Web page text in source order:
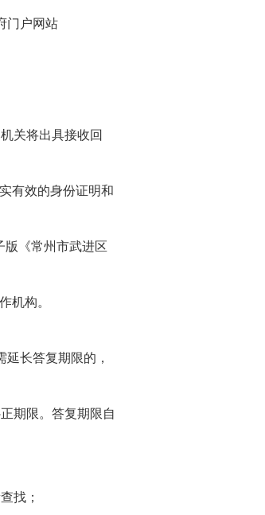
门户网站
关将出具接收回
有效的身份证明和
版《常州市武进区
机构。
长答复期限的，
期限。答复期限自
找；